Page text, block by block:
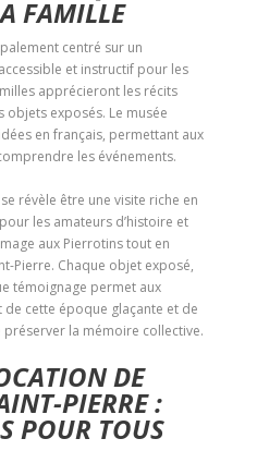
FAMILLE
centré sur un
et instructif pour les
apprécieront les récits
exposés. Le musée
en français, permettant aux
les événements.
révèle être une visite riche en
les amateurs d’histoire et
aux Pierrotins tout en
Pierre. Chaque objet exposé,
témoignage permet aux
cette époque glaçante et de
la mémoire collective.
DE
PIERRE :
POUR TOUS